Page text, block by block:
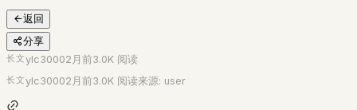
返回
分享
长文ylc30002月前3.0K 阅读
长文ylc30002月前3.0K 阅读来源: user